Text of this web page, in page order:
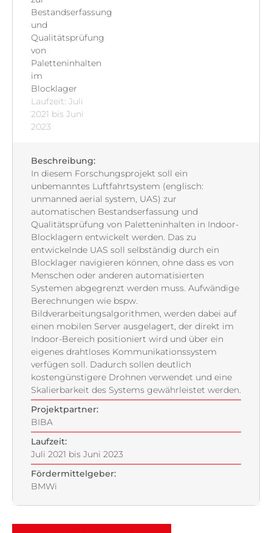
Bestandserfassung
und
Qualitätsprüfung
von
Paletteninhalten
im
Blocklager
Laufzeit: Juli
2021 bis Juni
2023
Beschreibung:
In diesem Forschungsprojekt soll ein
unbemanntes Luftfahrtsystem (englisch:
unmanned aerial system, UAS) zur
automatischen Bestandserfassung und
Qualitätsprüfung von Paletteninhalten in Indoor-
Blocklagern entwickelt werden. Das zu
entwickelnde UAS soll selbständig durch ein
Blocklager navigieren können, ohne dass es von
Menschen oder anderen automatisierten
Systemen abgegrenzt werden muss. Aufwändige
Berechnungen wie bspw.
Bildverarbeitungsalgorithmen, werden dabei auf
einen mobilen Server ausgelagert, der direkt im
Indoor-Bereich positioniert wird und über ein
eigenes drahtloses Kommunikationssystem
verfügen soll. Dadurch sollen deutlich
kostengünstigere Drohnen verwendet und eine
Skalierbarkeit des Systems gewährleistet werden.
Projektpartner:
BIBA
Laufzeit:
Juli 2021 bis Juni 2023
Fördermittelgeber:
BMWi